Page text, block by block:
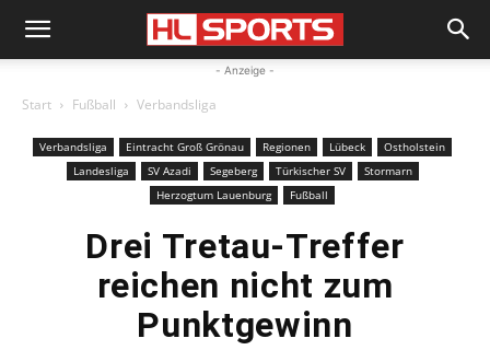
- Anzeige -
Start Fußball Verbandsliga
Verbandsliga Eintracht Groß Grönau Regionen Lübeck
Ostholstein
Landesliga
SV Azadi Segeberg Türkischer SV
Stormarn
Herzogtum Lauenburg
Fußball
Drei Tretau-Treffer
reichen nicht zum
Punktgewinn